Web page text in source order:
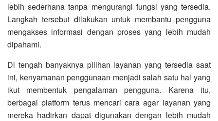
lebih sederhana tanpa mengurangi fungsi yang tersedia.
Langkah tersebut dilakukan untuk membantu pengguna
mengakses informasi dengan proses yang lebih mudah
dipahami.
Di tengah banyaknya pilihan layanan yang tersedia saat
ini, kenyamanan penggunaan menjadi salah satu hal yang
ikut membentuk pengalaman pengguna. Karena itu,
berbagai platform terus mencari cara agar layanan yang
mereka hadirkan dapat digunakan dengan lebih mudah